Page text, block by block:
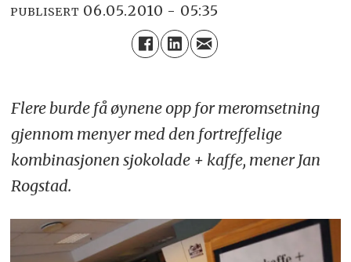
PUBLISERT 06.05.2010 - 05:35
Flere burde få øynene opp for meromsetning
gjennom menyer med den fortreffelige
kombinasjonen sjokolade + kaffe, mener Jan
Rogstad.